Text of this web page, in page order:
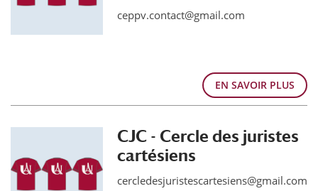
ceppv.contact@gmail.com
EN SAVOIR PLUS
CJC - Cercle des juristes
cartésiens
cercledesjuristescartesiens@gmail.com